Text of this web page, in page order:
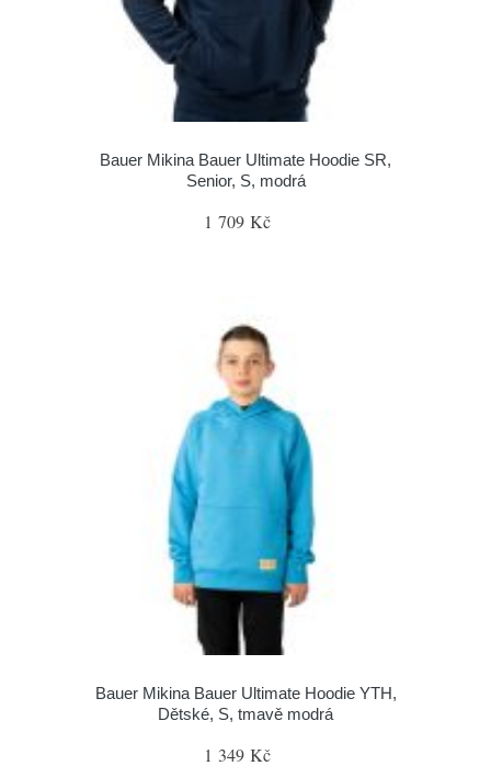
Bauer Mikina Bauer Ultimate Hoodie SR,
Senior, S, modrá
1 709 Kč
Bauer Mikina Bauer Ultimate Hoodie YTH,
Dětské, S, tmavě modrá
1 349 Kč